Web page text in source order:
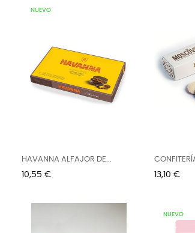
NUEVO
HAVANNA ALFAJOR DE...
Precio
10,55 € Precio
13,10 €
NUEVO